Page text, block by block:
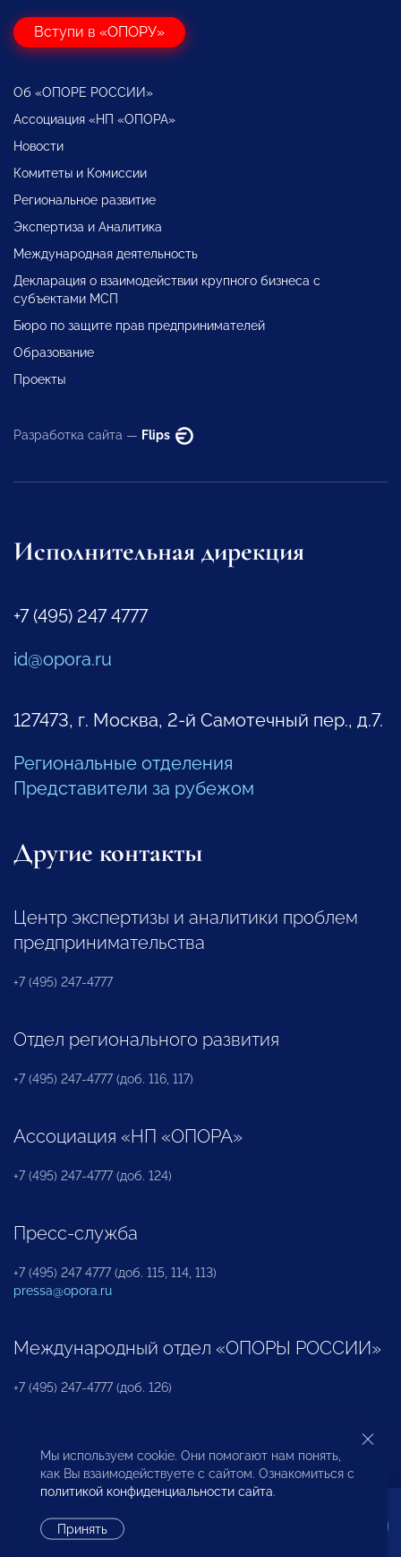
Вступи в «ОПОРУ»
Об «ОПОРЕ РОССИИ»
Ассоциация «НП «ОПОРА»
Новости
Комитеты и Комиссии
Региональное развитие
Экспертиза и Аналитика
Международная деятельность
Декларация о взаимодействии крупного бизнеса с
субъектами МСП
Бюро по защите прав предпринимателей
Образование
Проекты
Разработка сайта — Flips
Исполнительная дирекция
+7 (495) 247 4777
id@opora.ru
127473, г. Москва, 2-й Самотечный пер., д.7.
Региональные отделения
Представители за рубежом
Другие контакты
Центр экспертизы и аналитики проблем
предпринимательства
+7 (495) 247-4777
Отдел регионального развития
+7 (495) 247-4777 (доб. 116, 117)
Ассоциация «НП «ОПОРА»
+7 (495) 247-4777 (доб. 124)
Пресс-служба
+7 (495) 247 4777 (доб. 115, 114, 113)
pressa@opora.ru
Международный отдел «ОПОРЫ РОССИИ»
+7 (495) 247-4777 (доб. 126)
Бюро по защите прав предпринимателей и
инвесторов
Мы используем cookie. Они помогают нам понять,
как Вы взаимодействуете с сайтом. Ознакомиться с
политикой конфиденциальности сайта.
Принять